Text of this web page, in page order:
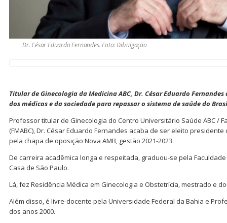
Dr. César Eduardo Fernandes. Foto: Dilvulgação
Titular de Ginecologia da Medicina ABC, Dr. César Eduardo
dos médicos e da sociedade para repassar o sistema de saúde do
Professor titular de Ginecologia do Centro Universitário Saúde ABC /
(FMABC), Dr. César Eduardo Fernandes acaba de ser eleito
pela chapa de oposição Nova AMB, gestão 2021-2023.
De carreira acadêmica longa e respeitada, graduou-se pela
Casa de São Paulo.
Lá, fez Residência Médica em Ginecologia e Obstetrícia, mestrado e
Além disso, é livre-docente pela Universidade Federal da Bahia e
dos anos 2000.